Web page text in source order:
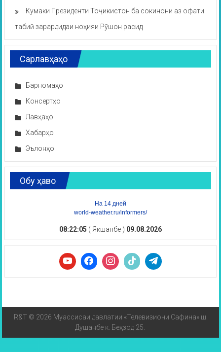
Кумаки Президенти Тоҷикистон ба сокинони аз офати
табиӣ зарардидаи ноҳияи Рӯшон расид
Сарлавҳаҳо
Барномаҳо
Консертҳо
Лавҳаҳо
Хабарҳо
Эълонҳо
Обу ҳаво
На 14 дней
world-weather.ru/informers/
08:22:05 ( Якшанбе ) 09.08.2026
R&T © 2026 Муассисаи давлатии «Телевизиони Сафина» ш.
Душанбе к. Беҳзод 25.